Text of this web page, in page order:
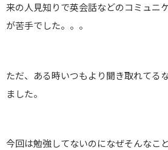
来の人見知りで英会話などのコミュニ
が苦手でした。。。
ただ、ある時いつもより聞き取れてる
ました。
今回は勉強してないのになぜそんなこ